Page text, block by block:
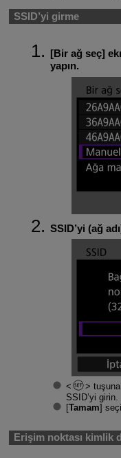
SSID’yi girme
[Bir ağ seç]
yapın.
SSID’yi (ağ
SSID’yi girin.
[Tamam]
Erişim noktası kimlik